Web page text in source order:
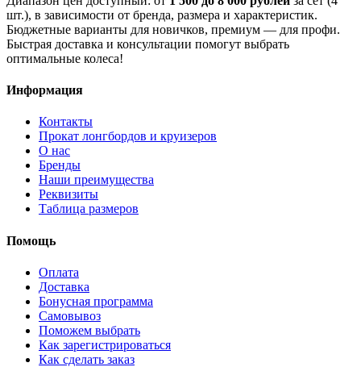
шт.), в зависимости от бренда, размера и характеристик.
Бюджетные варианты для новичков, премиум — для профи.
Быстрая доставка и консультации помогут выбрать
оптимальные колеса!
Информация
Контакты
Прокат лонгбордов и круизеров
О нас
Бренды
Наши преимущества
Реквизиты
Таблица размеров
Помощь
Оплата
Доставка
Бонусная программа
Самовывоз
Поможем выбрать
Как зарегистрироваться
Как сделать заказ